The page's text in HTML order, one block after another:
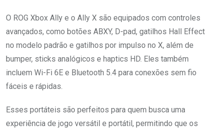
O ROG Xbox Ally e o Ally X são equipados com controles
avançados, como botões ABXY, D-pad, gatilhos Hall Effect
no modelo padrão e gatilhos por impulso no X, além de
bumper, sticks analógicos e haptics HD. Eles também
incluem Wi-Fi 6E e Bluetooth 5.4 para conexões sem fio
fáceis e rápidas.
Esses portáteis são perfeitos para quem busca uma
experiência de jogo versátil e portátil, permitindo que os